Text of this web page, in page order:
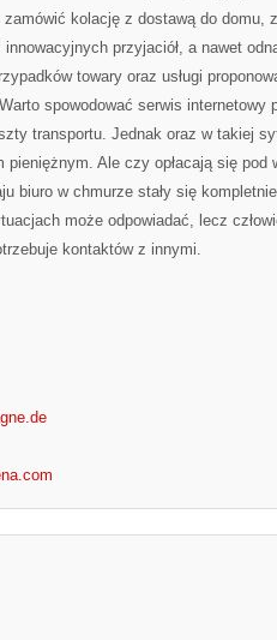
kolację z dostawą do domu,
przyjaciół, a nawet
towary oraz usługi
spowodować serwis internetowy
transportu. Jednak oraz w takiej
pieniężnym. Ale czy opłacają się
biuro w chmurze stały się
może odpowiadać, lecz
kontaktów z innymi.